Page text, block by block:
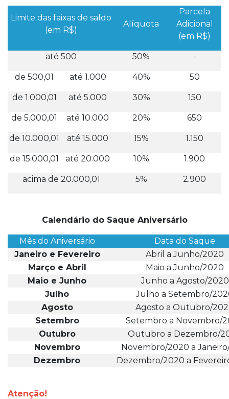
Limite das faixas de saldo
(em R$)
Alíquota
Parcela
Adicional
(em R$)
até 500 50% -
de 500,01 até 1.000 40% 50
de 1.000,01 até 5.000 30% 150
de 5.000,01 até 10.000 20% 650
de 10.000,01 até 15.000 15% 1.150
de 15.000,01 até 20.000 10% 1.900
acima de 20.000,01 5% 2.900
Calendário do Saque Aniversário
Mês do Aniversário
Data do Saque
Janeiro e Fevereiro
Abril a Junho/2020
Março e Abril
Maio a Junho/2020
Maio e Junho
Junho a Agosto/2020
Julho
Julho a Setembro/
Agosto
Agosto a Outubro/
Setembro
Setembro a Novembro/
Outubro
Outubro a Dezembro/
Novembro
Novembro/2020 a
Dezembro
Dezembro/2020 a
Atenção!